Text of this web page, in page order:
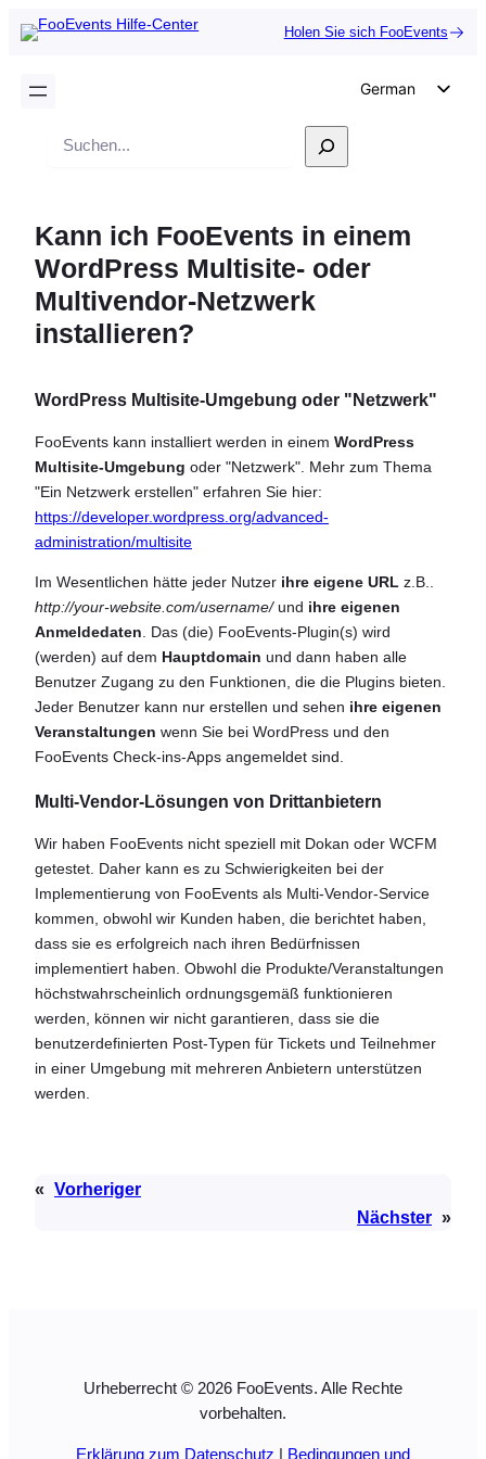
Holen Sie sich FooEvents
German
Italian
Portuguese
Greek
Suche
Kann ich FooEvents in einem
WordPress Multisite- oder
Multivendor-Netzwerk
installieren?
WordPress Multisite-Umgebung oder "Netzwerk"
FooEvents kann installiert werden in einem WordPress
Multisite-Umgebung oder "Netzwerk". Mehr zum Thema
"Ein Netzwerk erstellen" erfahren Sie hier:
https://developer.wordpress.org/advanced-
administration/multisite
Im Wesentlichen hätte jeder Nutzer ihre eigene URL z.B..
http://your-website.com/username/und ihre eigenen
Anmeldedaten. Das (die) FooEvents-Plugin(s) wird
(werden) auf dem Hauptdomain und dann haben alle
Benutzer Zugang zu den Funktionen, die die Plugins bieten.
Jeder Benutzer kann nur erstellen und sehen ihre eigenen
Veranstaltungen wenn Sie bei WordPress und den
FooEvents Check-ins-Apps angemeldet sind.
Multi-Vendor-Lösungen von Drittanbietern
Wir haben FooEvents nicht speziell mit Dokan oder WCFM
getestet. Daher kann es zu Schwierigkeiten bei der
Implementierung von FooEvents als Multi-Vendor-Service
kommen, obwohl wir Kunden haben, die berichtet haben,
dass sie es erfolgreich nach ihren Bedürfnissen
implementiert haben. Obwohl die Produkte/Veranstaltungen
höchstwahrscheinlich ordnungsgemäß funktionieren
werden, können wir nicht garantieren, dass sie die
benutzerdefinierten Post-Typen für Tickets und Teilnehmer
in einer Umgebung mit mehreren Anbietern unterstützen
werden.
« Vorheriger
Nächster »
Urheberrecht © 2026 FooEvents. Alle Rechte
vorbehalten.
Erklärung zum Datenschutz Bedingungen und